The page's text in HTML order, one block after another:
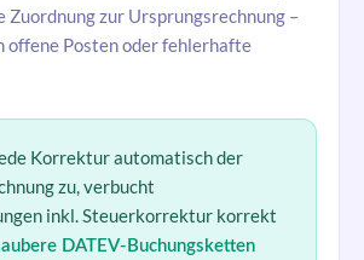
zur Ursprungsrechnung –
offene Posten oder fehlerhafte
Korrektur automatisch der
zu, verbucht
inkl. Steuerkorrektur korrekt
DATEV-Buchungsketten